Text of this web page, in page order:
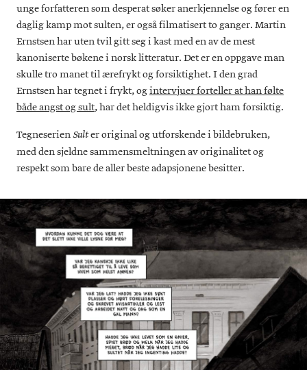
unge forfatteren som desperat søker anerkjennelse og fører en
daglig kamp mot sulten, er også filmatisert to ganger. Martin
Ernstsen har uten tvil gitt seg i kast med en av de mest
kanoniserte bøkene i norsk litteratur. Det er en oppgave man
skulle tro manet til ærefrykt og forsiktighet. I den grad
Ernstsen har tegnet i frykt, ogintervjuer forteller at han følte
både angst og sult, har det heldigvis ikke gjort ham forsiktig.
TegneserienSulter original og utforskende i bildebruken,
med den sjeldne sammensmeltningen av originalitet og
respekt som bare de aller beste adapsjonene besitter.